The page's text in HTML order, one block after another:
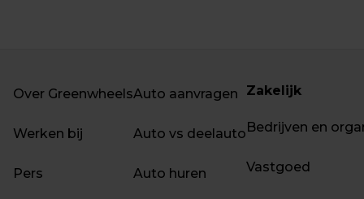
Over Greenwheels
Werken bij
Pers
Auto aanvragen
Auto vs deelauto
Auto huren
Zakelijk
Bedrijven en
Vastgoed